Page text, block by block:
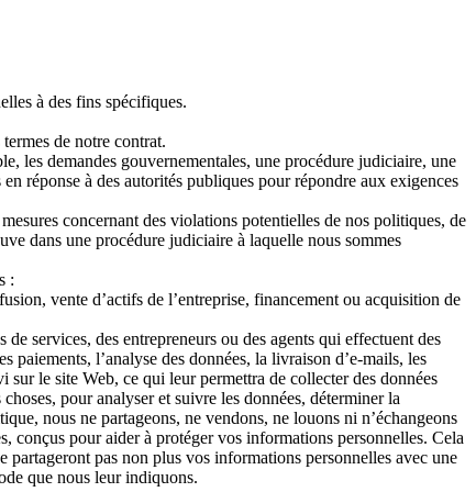
à des fins spécifiques.
de notre contrat.
les demandes gouvernementales, une procédure judiciaire, une
réponse à des autorités publiques pour répondre aux exigences
concernant des violations potentielles de nos politiques, de
dans une procédure judiciaire à laquelle nous sommes
:
vente d’actifs de l’entreprise, financement ou acquisition de
services, des entrepreneurs ou des agents qui effectuent des
l’analyse des données, la livraison d’e-mails, les
le site Web, ce qui leur permettra de collecter des données
pour analyser et suivre les données, déterminer la
nous ne partageons, ne vendons, ne louons ni n’échangeons
conçus pour aider à protéger vos informations personnelles. Cela
pas non plus vos informations personnelles avec une
que nous leur indiquons.